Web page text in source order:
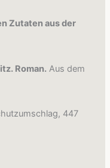
Zutaten aus der
Roman. Aus dem
447